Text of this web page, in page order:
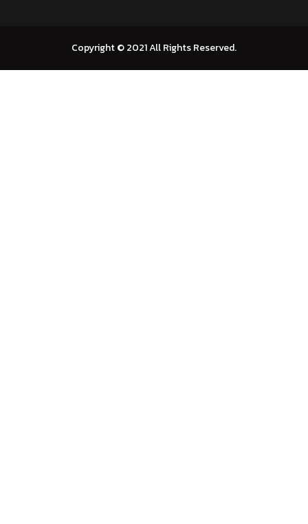
Copyright © 2021 All Rights Reserved.